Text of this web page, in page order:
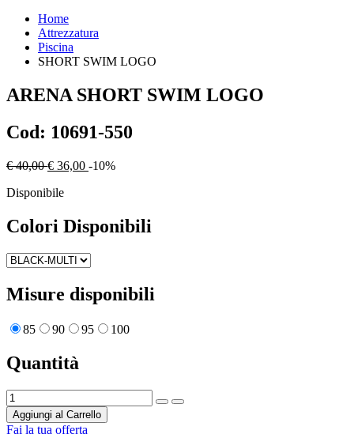
Home
Attrezzatura
Piscina
SHORT SWIM LOGO
ARENA SHORT SWIM LOGO
Cod: 10691-550
€ 40,00 € 36,00 -10%
Disponibile
Colori Disponibili
Misure disponibili
85 90 95 100
Quantità
Aggiungi al Carrello
Fai la tua offerta